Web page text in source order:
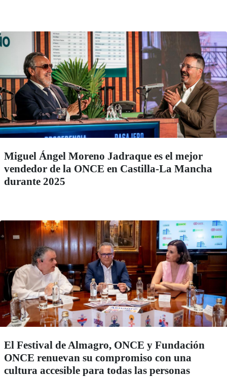
Miguel Ángel Moreno Jadraque es el mejor
vendedor de la ONCE en Castilla-La Mancha
durante 2025
El Festival de Almagro, ONCE y Fundación
ONCE renuevan su compromiso con una
cultura accesible para todas las personas